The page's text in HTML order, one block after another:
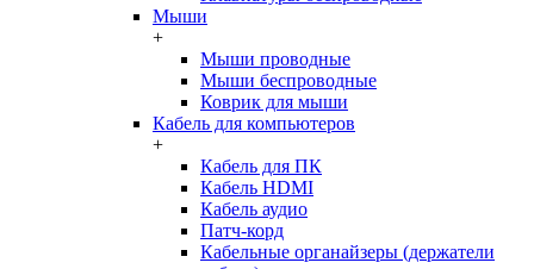
Мыши
+
Мыши проводные
Мыши беспроводные
Коврик для мыши
Кабель для компьютеров
+
Кабель для ПК
Кабель HDMI
Кабель аудио
Патч-корд
Кабельные органайзеры (держатели